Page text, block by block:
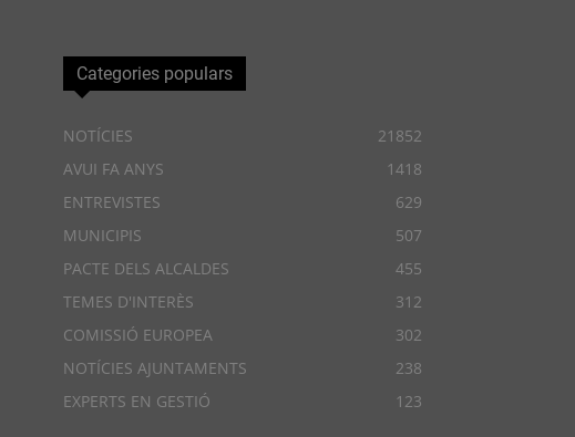
Categories populars
NOTÍCIES
21852
AVUI FA ANYS
1418
ENTREVISTES
629
MUNICIPIS
507
PACTE DELS ALCALDES
455
TEMES D'INTERÈS
312
COMISSIÓ EUROPEA
302
NOTÍCIES AJUNTAMENTS
238
EXPERTS EN GESTIÓ
123